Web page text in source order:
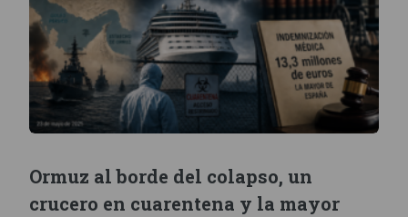
Ormuz al borde del colapso, un
crucero en cuarentena y la mayor